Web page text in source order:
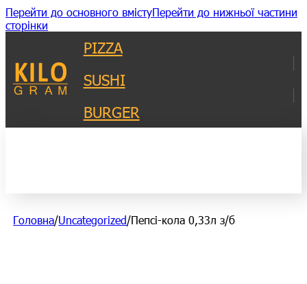
Перейти до основного вмістуПерейти до нижньої частини
сторінки
PIZZA
SUSHI
BURGER
Головна/Uncategorized/Пепсі-кола 0,33л з/б